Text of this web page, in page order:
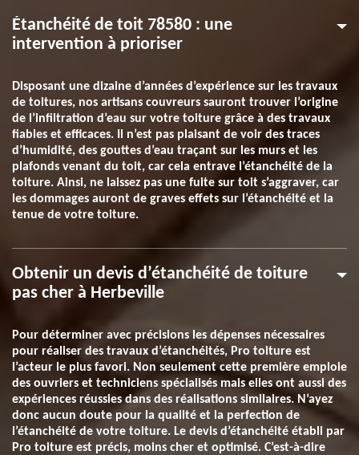
Étanchéité de toit 78580 : une
intervention à prioriser
Disposant une dizaine d’années d’expérience sur les travaux
de toitures, nos artisans couvreurs sauront trouver l’origine
de l’infiltration d’eau sur votre toiture grâce à des travaux
fiables et efficaces. Il n’est pas plaisant de voir des traces
d’humidité, des gouttes d’eau traçant sur les murs et les
plafonds venant du toit, car cela entrave l’étanchéité de la
toiture. Ainsi, ne laissez pas une fuite sur toit s’aggraver, car
les dommages auront de graves effets sur l’étanchéité et la
tenue de votre toiture.
Obtenir un devis d’étanchéité de toiture
pas cher à Herbeville
Pour déterminer avec précisions les dépenses nécessaires
pour réaliser des travaux d’étanchéités, Pro toiture est
l’acteur le plus favori. Non seulement cette première emploie
des ouvriers et techniciens spécialisés mais elles ont aussi des
expériences réussies dans des réalisations similaires. N’ayez
donc aucun doute pour la qualité et la perfection de
l’étanchéité de votre toiture. Le devis d’étanchéité établi par
Pro toiture est précis, moins cher et optimisé. C’est-à-dire